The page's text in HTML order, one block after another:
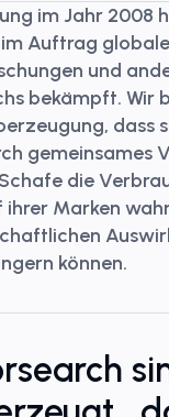
im Jahr 2008
Auftrag
und
bekämpft. Wir
dass
gemeinsames
die
ihrer Marken
können.